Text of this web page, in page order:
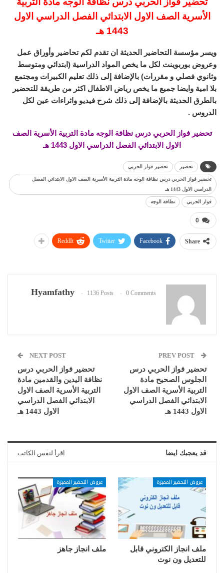
الأسرية الصف الاول الابتدائي الفصل الدراسي الاول
1443 هـ
ويسر مؤسسة التحاضير الحديثة ان تقدم لكم تحاضير وأوراق عمل
وعروض بوربوينت لكل ما يخص المواد الدراسية (ابتدائي ومتوسط
وثانوي فصلي و مقررات) بالإضافة إلى ذلك تعليم الكبيرات ومجتمع
بلا امية وايضا جميع ما يخص رياض الاطفال اكثر من طريقة للتحضير
بالطرق الحديثة بالإضافة إلى ذلك شرح فيديو واثراءات عين لكل
الدروس .
تحضير فواز الحربي درس نظافة الوجه مادة التربية الأسرية الصف
الاول الابتدائي الفصل الدراسي الاول 1443 هـ
تحضير تحضير فواز الحربي
تحضير فواز الحربي درس نظافة الوجه مادة التربية الأسرية الصف الاول الابتدائي الفصل
الدراسي الاول 1443 هـ
فواز الحربي نظافة الوجه
0
Share
Facebook
Twitter
ReddIt
Hyamfathy 1136 Posts 0 Comments
تحضير فواز الحربي درس
الجلوس الصحيح مادة
التربية الأسرية الصف الاول
الابتدائي الفصل الدراسي
الاول 1443 هـ
NEXT POST
تحضير فواز الحربي درس
نظافة اليدين والقدمين مادة
التربية الأسرية الصف الاول
الابتدائي الفصل الدراسي
الاول 1443 هـ
قد يعجبك ايضا اقرأ لنفس الكاتب
عروض التحضير المميزة
ملف انجاز الكتروني قابل
للتعديل ون نوت
عروض التحضير المميزة
ملف انجاز جاهز